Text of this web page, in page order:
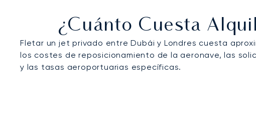
¿Cuánto Cuesta
Fletar un jet privado entre Dubái y Londres cuesta
los costes de reposicionamiento de la aeronave, las
y las tasas aeroportuarias específicas.